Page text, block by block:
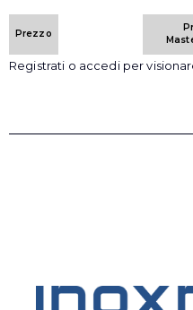
Prezzo
Registrati o accedi per